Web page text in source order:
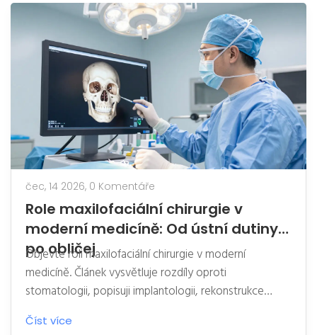
čec, 14 2026, 0 Komentáře
Role maxilofaciální chirurgie v
moderní medicíně: Od ústní dutiny
po obličej
Objevte roli maxilofaciální chirurgie v moderní
medicíně. Článek vysvětluje rozdíly oproti
stomatologii, popisuji implantologii, rekonstrukce
obličeje a využití 3D technologií.
Číst více